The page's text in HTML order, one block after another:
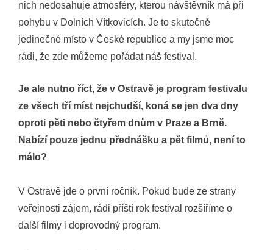
nich nedosahuje atmosféry, kterou návštěvník má při
pohybu v Dolních Vítkovicích. Je to skutečně
jedinečné místo v České republice a my jsme moc
rádi, že zde můžeme pořádat náš festival.
Je ale nutno říct, že v Ostravě je program festivalu
ze všech tří míst nejchudší, koná se jen dva dny
oproti pěti nebo čtyřem dnům v Praze a Brně.
Nabízí pouze jednu přednášku a pět filmů, není to
málo?
V Ostravě jde o první ročník. Pokud bude ze strany
veřejnosti zájem, rádi příští rok festival rozšíříme o
další filmy i doprovodný program.